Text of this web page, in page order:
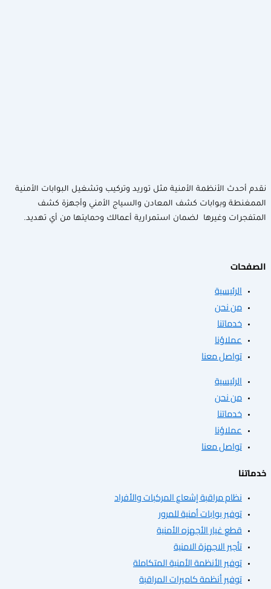
الأمنية مثل توريد وتركيب وتشغيل البوابات الأمنية
كشف المعادن والسياج الأمني وأجهزة كشف
وغيرها لضمان استمرارية أعمالك وحمايتها من أي تهديد.
معنا
معنا
مراقبة إشعاع المركبات والأفراد
بوابات أمنية للمرور
الأجهزه الأمنية
الاجهزة الامنية
الأنظمة الأمنية المتكاملة
أنظمة كاميرات المراقبة